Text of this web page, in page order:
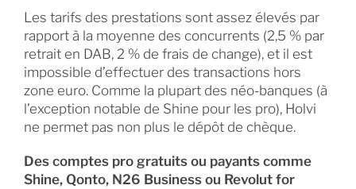
Les tarifs des prestations sont assez élevés par
rapport à la moyenne des concurrents (2,5 % par
retrait en DAB, 2 % de frais de change), et il est
impossible d’effectuer des transactions hors
zone euro. Comme la plupart des néo-banques (à
l’exception notable de Shine pour les pro), Holvi
ne permet pas non plus le dépôt de chèque.
Des comptes pro gratuits ou payants comme
Shine, Qonto, N26 Business ou Revolut for